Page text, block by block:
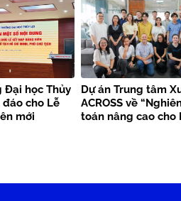
Đại học Thủy
cho Lễ
mới
Dự án Trung tâm
ACROSS về
toán nâng cao cho